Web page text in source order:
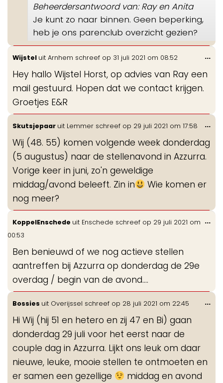
Beheerdersantwoord van: Ray en Anita
Je kunt zo naar binnen. Geen beperking,
heb je ons parenclub overzicht gezien?
Wijstel uit Arnhem schreef op 31 juli 2021 om 08:52
Hey hallo Wijstel Horst, op advies van Ray een
mail gestuurd. Hopen dat we contact krijgen.
Groetjes E&R
...
Skutsjepaar uit Lemmer schreef op 29 juli 2021 om 17:58
Wij (48. 55) komen volgende week donderdag
(5 augustus) naar de stellenavond in Azzurra.
Vorige keer in juni, zo'n geweldige
middag/avond beleeft. Zin in
Wie komen er
nog meer?
...
KoppelEnschede uit Enschede schreef op 29 juli 2021 om
00:53
Ben benieuwd of we nog actieve stellen
aantreffen bij Azzurra op donderdag de 29e
overdag / begin van de avond....
...
Bossies uit Overijssel schreef op 28 juli 2021 om 22:45
Hi Wij (hij 51 en hetero en zij 47 en Bi) gaan
donderdag 29 juli voor het eerst naar de
couple dag in Azzurra. Lijkt ons leuk om daar
nieuwe, leuke, mooie stellen te ontmoeten en
er samen een gezellige
middag en avond
...